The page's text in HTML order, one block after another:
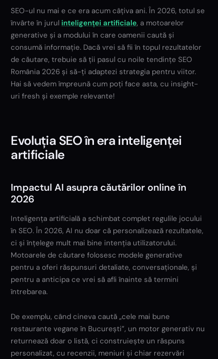
SEO-ul nu mai e ce era acum câțiva ani. În 2026, totul se
învârte în jurul inteligenței artificiale, a motoarelor
generative și a modului în care oamenii caută și
consumă informație. Dacă vrei să fii în topul rezultatelor
de căutare, trebuie să ții pasul cu noile tendințe SEO
România 2026 și să-ți adaptezi strategia pentru viitor.
Hai să vedem împreună cum poți face asta, cu insight-
uri fresh și exemple relevante!
Evoluția SEO în era inteligenței
artificiale
Impactul AI asupra căutărilor online în
2026
Inteligența artificială a schimbat complet regulile jocului
în SEO. În 2026, AI nu doar că personalizează rezultatele,
ci și înțelege mult mai bine intenția utilizatorului.
Motoarele de căutare folosesc modele generative
pentru a oferi răspunsuri detaliate, conversaționale, și
pentru a anticipa ce vrei să afli înainte să termini
întrebarea.
De exemplu, când cineva caută „cele mai bune
restaurante vegane în București”, un motor generativ nu
returnează doar o listă, ci construiește un răspuns
personalizat, cu recenzii, meniuri și chiar rezervări